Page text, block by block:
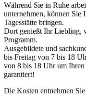
Während Sie in Ruhe
unternehmen, können Sie
Tagesstätte bringen.
Dort genießt Ihr Liebling,
Programm.
Ausgebildete und
bis Freitag von 7 bis 18
von 8 bis 18 Uhr um
garantiert!
Die Kosten entnehmen